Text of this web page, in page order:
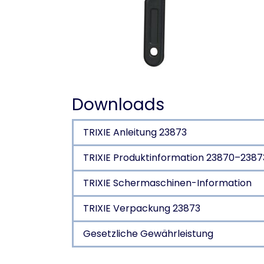
Downloads
TRIXIE Anleitung 23873
TRIXIE Produktinformation
TRIXIE Schermaschinen-Information
TRIXIE Verpackung 23873
Gesetzliche Gewährleistung